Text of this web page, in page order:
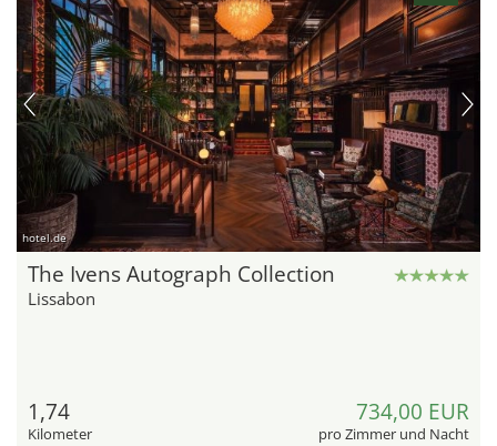
hotel.de
The Ivens Autograph Collection
Lissabon
1,74
Kilometer
734,00 EUR
pro Zimmer und Nacht